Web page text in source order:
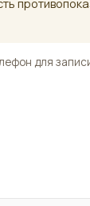
для